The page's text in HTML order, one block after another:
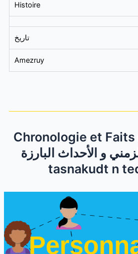
Histoire
تاريخ
Amezruy
Chronologie et
و الأحداث البارزة /
tasnakudt n